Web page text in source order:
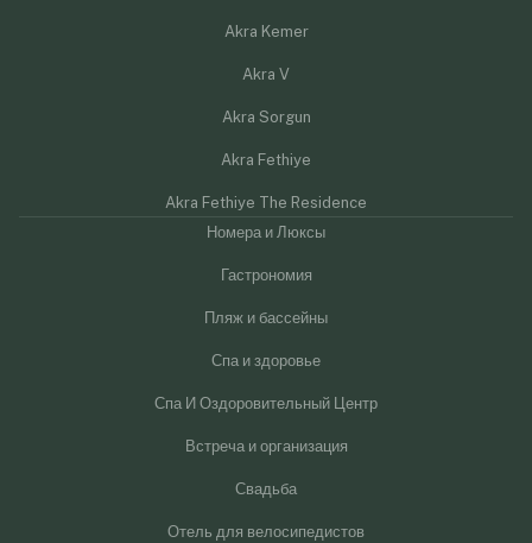
Akra Kemer
Akra V
Akra Sorgun
Akra Fethiye
Akra Fethiye The Residence
Номера и Люксы
Гастрономия
Пляж и бассейны
Спа и здоровье
Спа И Оздоровительный Центр
Встреча и организация
Свадьба
Отель для велосипедистов